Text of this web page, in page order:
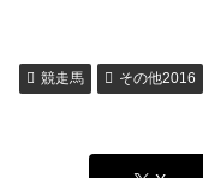
競走馬 その他2016